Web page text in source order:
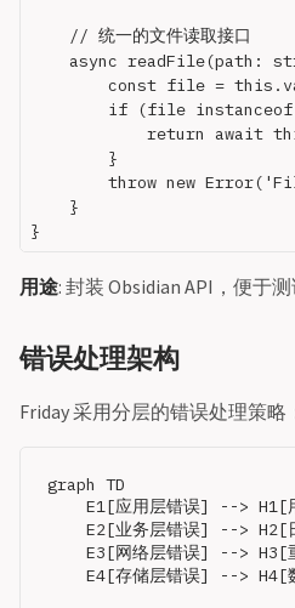
    // 统一的文件读取接口
async readFile(path:
const file =
if (file
return await
        }
throw new
    }
用途: 封装 Obsidian API，便于测
错误处理架构
Friday 采用分层的错误处理策略
graph TD
E1[应用层错误] --> H1[
E2[业务层错误] --> H2[
E3[网络层错误] --> H3[
E4[存储层错误] --> H4[